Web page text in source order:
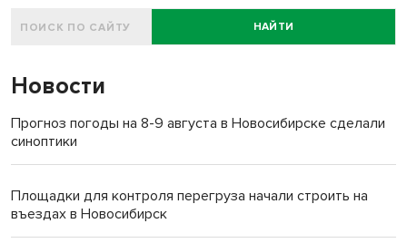
НАЙТИ
Новости
Прогноз погоды на 8-9 августа в Новосибирске сделали
синоптики
Площадки для контроля перегруза начали строить на
въездах в Новосибирск